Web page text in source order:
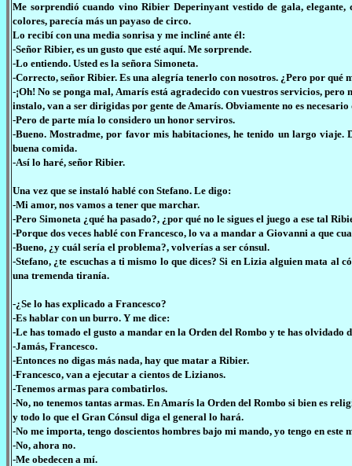
Me sorprendió cuando vino Ribier Deperinyant vestido de gala,
colores, parecía más un payaso de circo.
Lo recibí con una media sonrisa y me incliné ante él:
-Señor Ribier, es un gusto que esté aquí. Me sorprende.
-Lo entiendo. Usted es la señora Simoneta.
-Correcto, señor Ribier. Es una alegría tenerlo con nosotros. ¿Pero por qué
-¡Oh! No se ponga mal, Amarís está agradecido con vuestros servicios,
instalo, van a ser dirigidas por gente de Amarís. Obviamente no es
-Pero de parte mía lo considero un honor serviros.
-Bueno. Mostradme, por favor mis habitaciones, he tenido un largo viaje.
buena comida.
-Así lo haré, señor Ribier.
Una vez que se instaló hablé con Stefano. Le digo:
-Mi amor, nos vamos a tener que marchar.
-Pero Simoneta ¿qué ha pasado?, ¿por qué no le sigues el juego a ese tal
-Porque dos veces hablé con Francesco, lo va a mandar a Giovanni a que
-Bueno, ¿y cuál sería el problema?, volverías a ser cónsul.
-Stefano, ¿te escuchas a ti mismo lo que dices? Si en Lizia alguien mata
una tremenda tiranía.
-¿Se lo has explicado a Francesco?
-Es hablar con un burro. Y me dice:
-Le has tomado el gusto a mandar en la Orden del Rombo y te has olvidado
-Jamás, Francesco.
-Entonces no digas más nada, hay que matar a Ribier.
-Francesco, van a ejecutar a cientos de Lizianos.
-Tenemos armas para combatirlos.
-No, no tenemos tantas armas. En Amarís la Orden del Rombo si bien es
y todo lo que el Gran Cónsul diga el general lo hará.
-No me importa, tengo doscientos hombres bajo mi mando, yo tengo en este
-No, ahora no.
-Me obedecen a mí.